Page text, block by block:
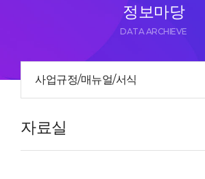
정보마당
DATA ARCHIEVE
사업규정/매뉴얼/서식
자료실